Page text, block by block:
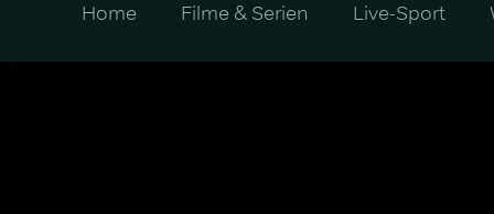
Home Filme & Serien Live-Sport